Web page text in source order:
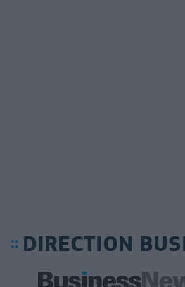
DIRECTION